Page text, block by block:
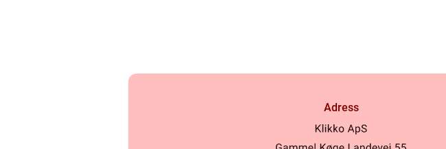
Adress